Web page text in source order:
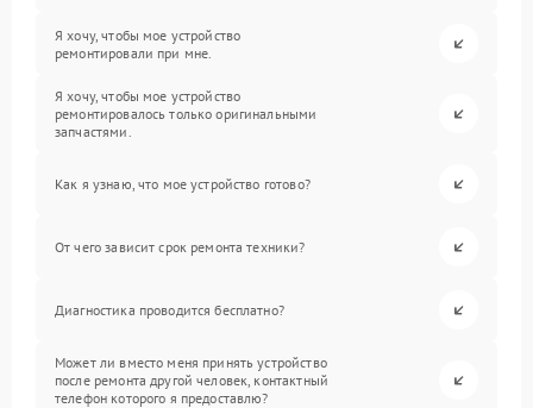
Я хочу, чтобы мое устройство
ремонтировали при мне.
Я хочу, чтобы мое устройство
ремонтировалось только оригинальными
запчастями.
Как я узнаю, что мое устройство готово?
От чего зависит срок ремонта техники?
Диагностика проводится бесплатно?
Может ли вместо меня принять устройство
после ремонта другой человек, контактный
телефон которого я предоставлю?